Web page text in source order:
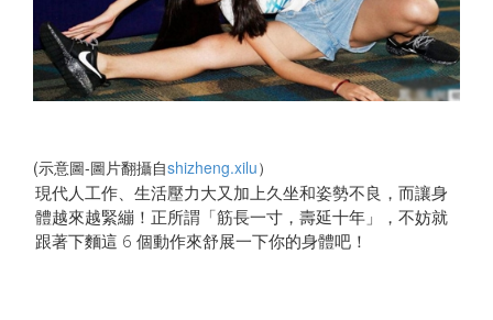
(示意圖-圖片翻攝自shizheng.xilu）
現代人工作、生活壓力大又加上久坐和姿勢不良，而讓身
體越來越緊繃！正所謂「筋長一寸，壽延十年」，不妨就
跟著下麵這 6 個動作來舒展一下你的身體吧！